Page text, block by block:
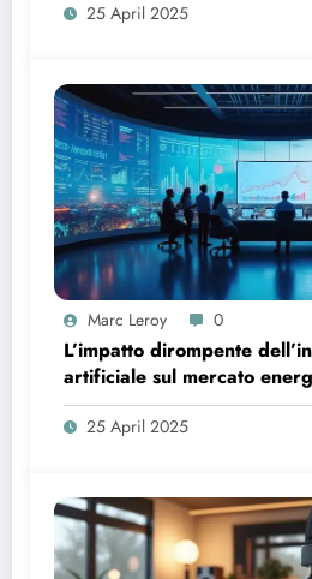
25 April 2025
Marc Leroy 0
L’impatto dirompente
artificiale sul mercato
25 April 2025